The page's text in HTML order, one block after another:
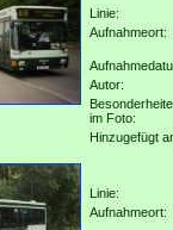
Linie:
Aufnahmeort:
Autor:
im Foto:
Hinzugefügt
Linie:
Aufnahmeort: